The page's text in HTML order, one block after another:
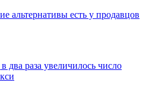
альтернативы есть у продавцов
два раза увеличилось число